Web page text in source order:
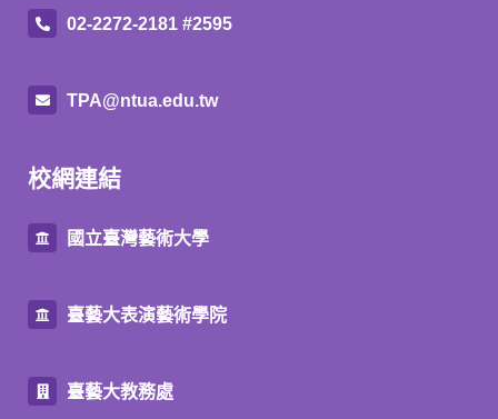
02-2272-2181 #2595
TPA@ntua.edu.tw
校網連結
國立臺灣藝術大學
臺藝大表演藝術學院
臺藝大教務處